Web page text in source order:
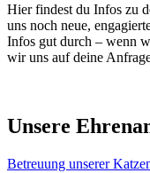
Hier findest du Infos zu
uns noch neue,
Infos gut durch – wenn
wir uns auf deine
Unsere
Betreuung unserer